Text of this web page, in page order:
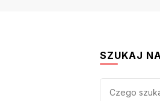
SZUKAJ
Szukasz